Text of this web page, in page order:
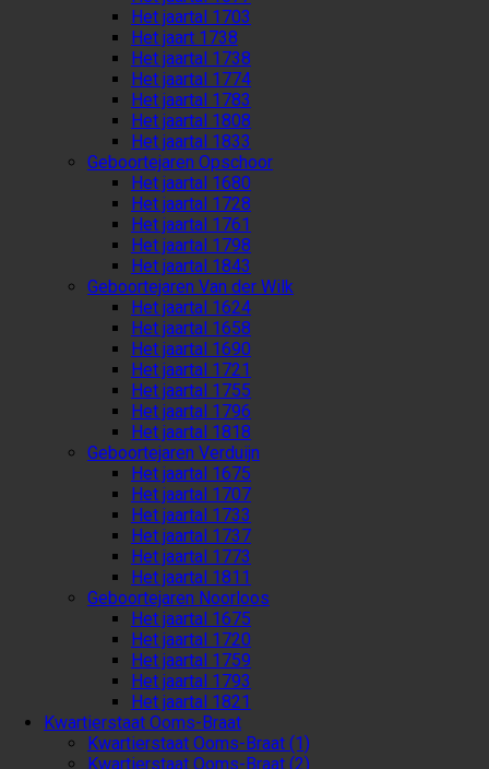
Het jaartal 1703
Het jaart 1738
Het jaartal 1738
Het jaartal 1774
Het jaartal 1783
Het jaartal 1808
Het jaartal 1833
Geboortejaren Opschoor
Het jaartal 1680
Het jaartal 1728
Het jaartal 1761
Het jaartal 1798
Het jaartal 1843
Geboortejaren Van der Wilk
Het jaartal 1624
Het jaartal 1658
Het jaartal 1690
Het jaartal 1721
Het jaartal 1755
Het jaartal 1796
Het jaartal 1818
Geboortejaren Verduijn
Het jaartal 1675
Het jaartal 1707
Het jaartal 1733
Het jaartal 1737
Het jaartal 1773
Het jaartal 1811
Geboortejaren Noorloos
Het jaartal 1675
Het jaartal 1720
Het jaartal 1759
Het jaartal 1793
Het jaartal 1821
Kwartierstaat Ooms-Braat
Kwartierstaat Ooms-Braat (1)
Kwartierstaat Ooms-Braat (2)